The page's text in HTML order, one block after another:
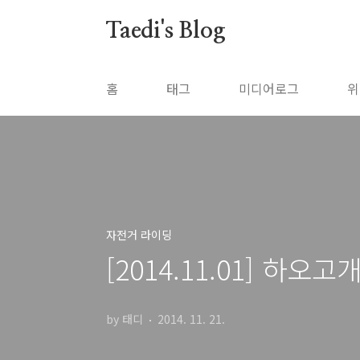
Taedi's Blog
홈 태그 미디어로그
자전거 라이딩
[2014.11.01] 하오고
by 태디 2014. 11. 21.